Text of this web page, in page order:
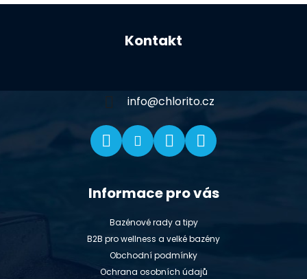
Kontakt
info@chlorito.cz
Informace pro vás
Bazénové rady a tipy
B2B pro wellness a velké bazény
Obchodní podmínky
Ochrana osobních údajů